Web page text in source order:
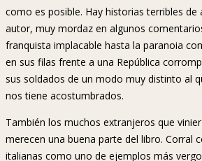
como es posible. Hay historias terribles de
autor, muy mordaz en algunos
franquista implacable hasta la paranoia
en sus filas frente a una República
sus soldados de un modo muy distinto al
nos tiene acostumbrados.
También los muchos extranjeros que
merecen una buena parte del libro. Corral
italianas como uno de ejemplos más